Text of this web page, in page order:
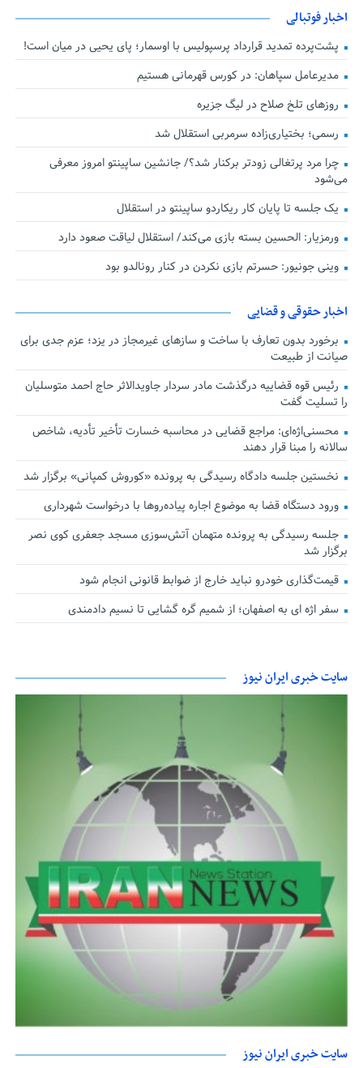
اخبار فوتبالی
پشت‌پرده تمدید قرارداد پرسپولیس با اوسمار؛ پای یحیی در میان است!
مدیرعامل سپاهان: در کورس قهرمانی هستیم
روزهای تلخ صلاح در لیگ جزیره
رسمی؛ بختیاری‌زاده سرمربی استقلال شد
چرا مرد پرتغالی زودتر برکنار شد؟/ جانشین ساپینتو امروز معرفی
می‌شود
یک جلسه تا پایان کار ریکاردو ساپینتو در استقلال
ورمزیار: الحسین بسته بازی می‌کند/ استقلال لیاقت صعود دارد
وینی جونیور: حسرتم بازی نکردن در کنار رونالدو بود
اخبار حقوقی و قضایی
برخورد بدون تعارف با ساخت‌ و سازهای غیرمجاز در یزد؛ عزم جدی برای
صیانت از طبیعت
رئیس قوه قضاییه درگذشت مادر سردار جاویدالاثر حاج احمد متوسلیان
را تسلیت گفت
محسنی‌اژه‌ای: مراجع قضایی در محاسبه خسارت تأخیر تأدیه، شاخص
سالانه را مبنا قرار دهند
نخستین جلسه دادگاه رسیدگی به پرونده «کوروش کمپانی» برگزار شد
ورود دستگاه قضا به موضوع اجاره پیاده‌روها با درخواست شهرداری
جلسه رسیدگی به پرونده متهمان آتش‌سوزی مسجد جعفری کوی نصر
برگزار شد
قیمت‌گذاری خودرو نباید خارج از ضوابط قانونی انجام شود
سفر اژه ای به اصفهان؛ از شمیم گره گشایی تا نسیم دادمندی
سایت خبری ایران نیوز
سایت خبری ایران نیوز